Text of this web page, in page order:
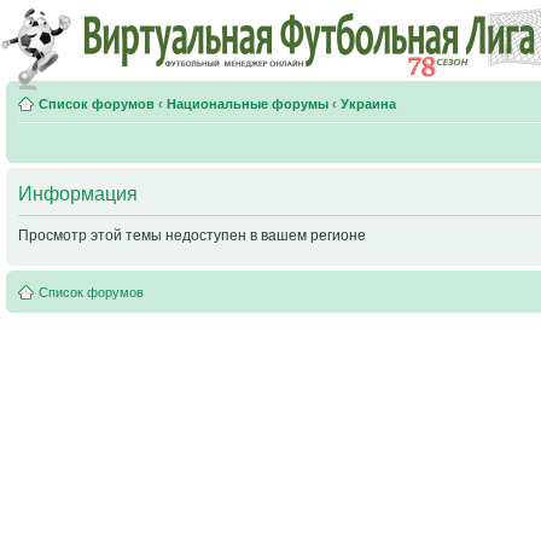
Список форумов ‹ Национальные форумы ‹ Украина
Информация
Просмотр этой темы недоступен в вашем регионе
Список форумов